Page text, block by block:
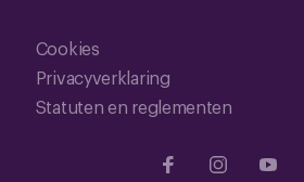
Cookies
Privacyverklaring
Statuten en reglementen